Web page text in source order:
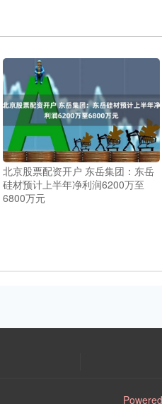
北京股票配资开户 东岳集团：东岳
硅材预计上半年净利润6200万至
6800万元